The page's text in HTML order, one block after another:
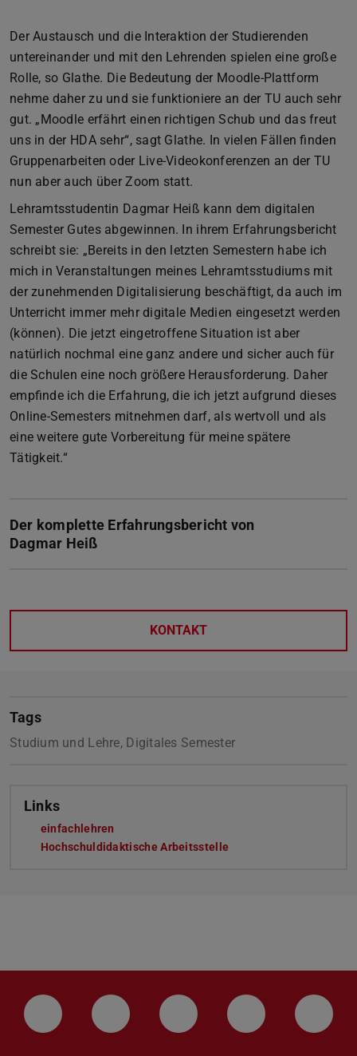
Der Austausch und die Interaktion der Studierenden
untereinander und mit den Lehrenden spielen eine große
Rolle, so Glathe. Die Bedeutung der Moodle-Plattform
nehme daher zu und sie funktioniere an der TU auch sehr
gut. „Moodle erfährt einen richtigen Schub und das freut
uns in der HDA sehr“, sagt Glathe. In vielen Fällen finden
Gruppenarbeiten oder Live-Videokonferenzen an der TU
nun aber auch über Zoom statt.
Lehramtsstudentin Dagmar Heiß kann dem digitalen
Semester Gutes abgewinnen. In ihrem Erfahrungsbericht
schreibt sie: „Bereits in den letzten Semestern habe ich
mich in Veranstaltungen meines Lehramtsstudiums mit
der zunehmenden Digitalisierung beschäftigt, da auch im
Unterricht immer mehr digitale Medien eingesetzt werden
(können). Die jetzt eingetroffene Situation ist aber
natürlich nochmal eine ganz andere und sicher auch für
die Schulen eine noch größere Herausforderung. Daher
empfinde ich die Erfahrung, die ich jetzt aufgrund dieses
Online-Semesters mitnehmen darf, als wertvoll und als
eine weitere gute Vorbereitung für meine spätere
Tätigkeit.“
Der komplette Erfahrungsbericht von
Dagmar Heiß
KONTAKT
Tags
Studium und Lehre, Digitales Semester
Links
einfachlehren
Hochschuldidaktische Arbeitsstelle
LinkedIn-Seite der TU Darmstadt
Instagram-Kanal der TU
Bluesky-Kanal der TU
Facebook-